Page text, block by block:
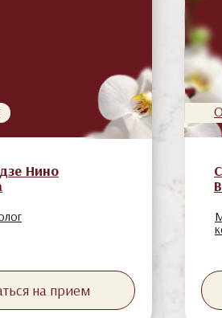
Нино
на прием